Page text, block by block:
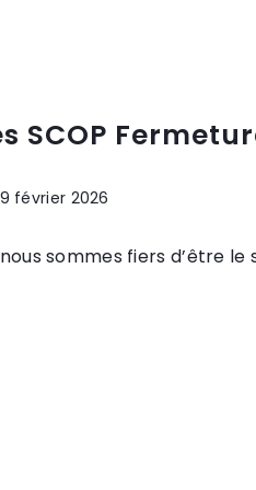
SCOP
février 2026
sommes fiers d’être